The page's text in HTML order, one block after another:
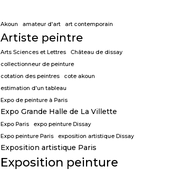
Akoun amateur d'art art contemporain
Artiste peintre
Arts Sciences et Lettres
Château de dissay
collectionneur de peinture
cotation des peintres
cote akoun
estimation d'un tableau
Expo de peinture à Paris
Expo Grande Halle de La Villette
Expo Paris
expo peinture Dissay
Expo peinture Paris
exposition artistique Dissay
Exposition artistique Paris
Exposition peinture